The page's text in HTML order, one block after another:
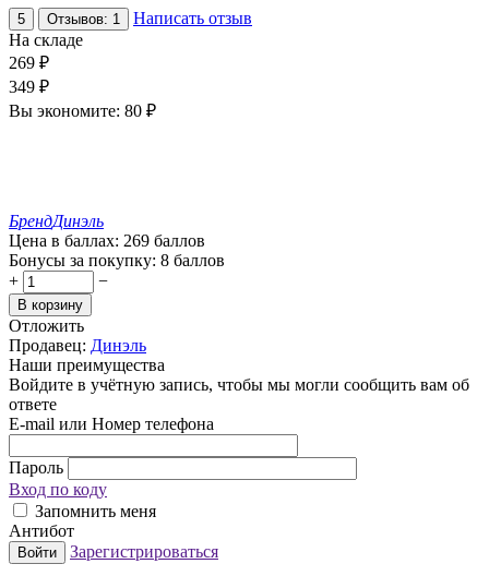
5 Отзывов: 1
Написать отзыв
На складе
269 ₽
349 ₽
Вы экономите: 80 ₽
БрендДинэль
Цена в баллах: 269 баллов
Бонусы за покупку: 8 баллов
+
−
В корзину
Отложить
Продавец: Динэль
Наши преимущества
Войдите в учётную запись, чтобы мы могли сообщить вам об
ответе
E-mail или Номер телефона
Пароль
Вход по коду
Запомнить меня
Антибот
Войти Зарегистрироваться